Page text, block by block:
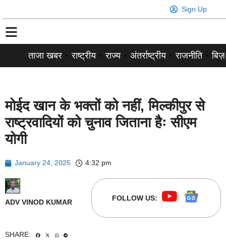
Sign Up
ताजा खबर राष्ट्रीय राज्य अंतर्राष्ट्रीय राजनीति
मोईद खान के भक्तों को नहीं, मिल्कीपुर से
राष्ट्रवादियों को चुनाव जिताना हैः सीएम
योगी
January 24, 2025 4:32 pm
ADV VINOD KUMAR FOLLOW US:
SHARE: